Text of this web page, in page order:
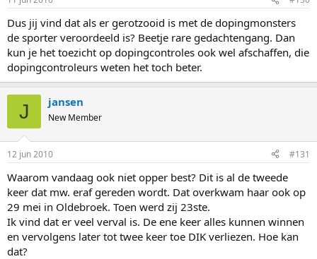
Dus jij vind dat als er gerotzooid is met de dopingmonsters
de sporter veroordeeld is? Beetje rare gedachtengang. Dan
kun je het toezicht op dopingcontroles ook wel afschaffen, die
dopingcontroleurs weten het toch beter.
J jansen
New Member
12 jun 2010 #131
Waarom vandaag ook niet opper best? Dit is al de tweede
keer dat mw. eraf gereden wordt. Dat overkwam haar ook op
29 mei in Oldebroek. Toen werd zij 23ste.
Ik vind dat er veel verval is. De ene keer alles kunnen winnen
en vervolgens later tot twee keer toe DIK verliezen. Hoe kan
dat?